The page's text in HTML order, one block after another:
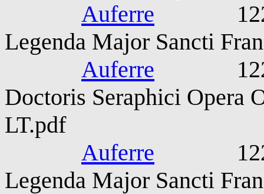
Auferre 1221-
Legenda Major Sancti
Auferre 1221-
Doctoris Seraphici Opera
LT.pdf
Auferre 1221-
Legenda Major Sancti